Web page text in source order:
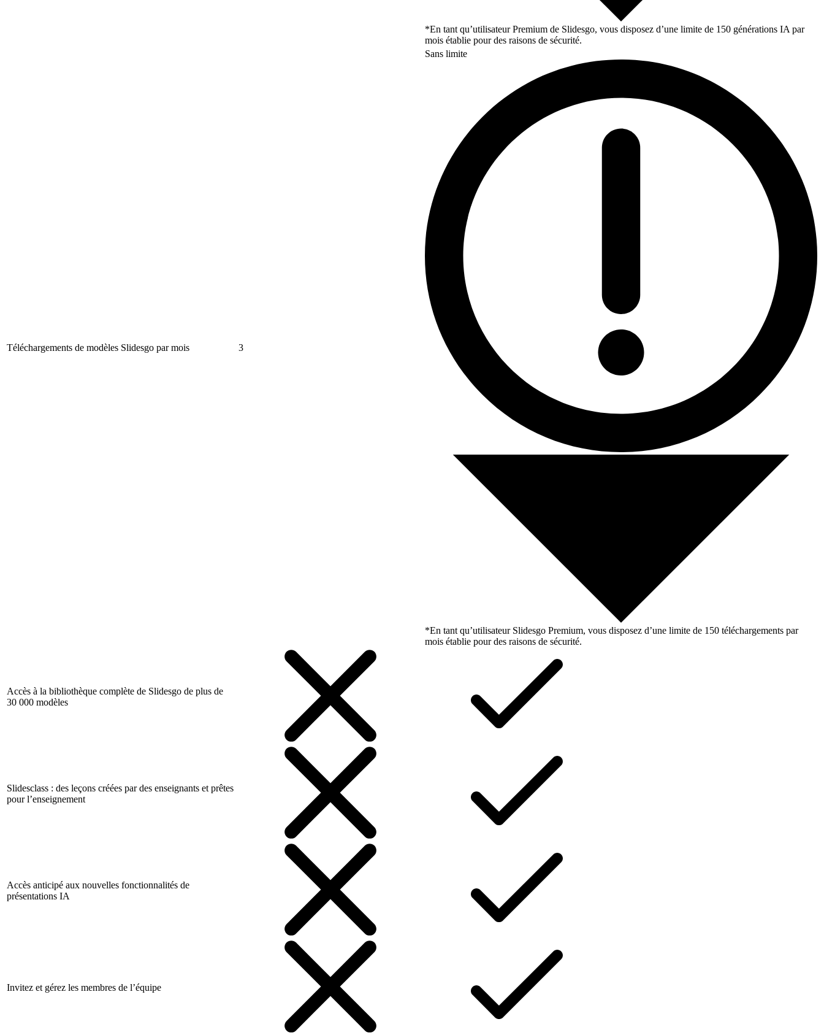
*En tant qu’utilisateur Premium de Slidesgo, vous disposez d’une limite de 150 générations IA par
mois établie pour des raisons de sécurité.
Téléchargements de modèles Slidesgo par mois 3
Sans limite
*En tant qu’utilisateur Slidesgo Premium, vous disposez d’une limite de 150 téléchargements par
mois établie pour des raisons de sécurité.
Accès à la bibliothèque complète de Slidesgo de plus de
30 000 modèles
Slidesclass : des leçons créées par des enseignants et prêtes
pour l’enseignement
Accès anticipé aux nouvelles fonctionnalités de
présentations IA
Invitez et gérez les membres de l’équipe